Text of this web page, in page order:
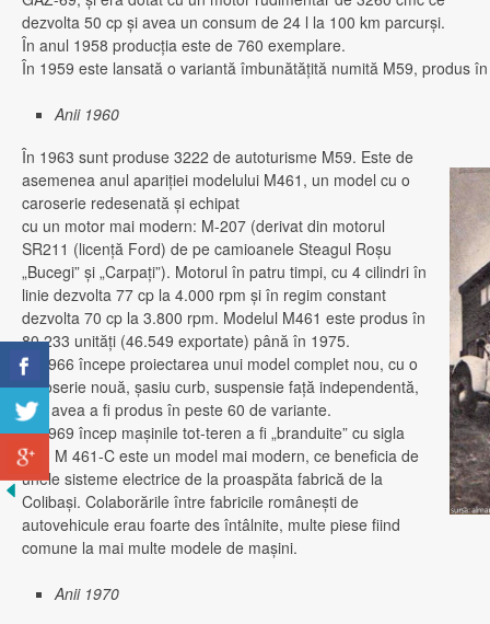
dezvolta 50 cp şi avea un consum de 24 l la 100 km parcurşi.
În anul 1958 producţia este de 760 exemplare.
În 1959 este lansată o variantă îmbunătăţită numită M59, produs
Anii 1960
În 1963 sunt produse 3222 de autoturisme M59. Este de
asemenea anul apariţiei modelului M461, un model cu o
caroserie redesenată şi echipat
cu un motor mai modern: M-207 (derivat din motorul
SR211 (licenţă Ford) de pe camioanele Steagul Roşu
„Bucegi” şi „Carpaţi”). Motorul în patru timpi, cu 4 cilindri în
linie dezvolta 77 cp la 4.000 rpm şi în regim constant
dezvolta 70 cp la 3.800 rpm. Modelul M461 este produs în
80.233 unităţi (46.549 exportate) până în 1975.
În 1966 începe proiectarea unui model complet nou, cu o
caroserie nouă, şasiu curb, suspensie faţă independentă,
cea avea a fi produs în peste 60 de variante.
În 1969 încep maşinile tot-teren a fi „branduite” cu sigla
Aro. M 461-C este un model mai modern, ce beneficia de
unele sisteme electrice de la proaspăta fabrică de la
Colibaşi. Colaborările între fabricile româneşti de
autovehicule erau foarte des întâlnite, multe piese fiind
comune la mai multe modele de maşini.
Anii 1970